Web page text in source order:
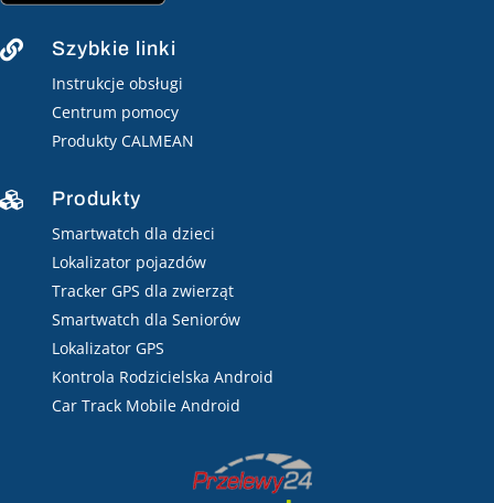
 Szybkie linki
Instrukcje obsługi
Centrum pomocy
Produkty CALMEAN
 Produkty
Smartwatch dla dzieci
Lokalizator pojazdów
Tracker GPS dla zwierząt
Smartwatch dla Seniorów
Lokalizator GPS
Kontrola Rodzicielska Android
Car Track Mobile Android